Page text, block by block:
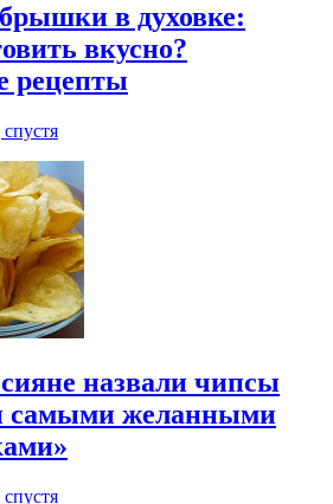
в духовке:
вкусно?
рецепты
спустя
назвали чипсы
самыми желанными
спустя